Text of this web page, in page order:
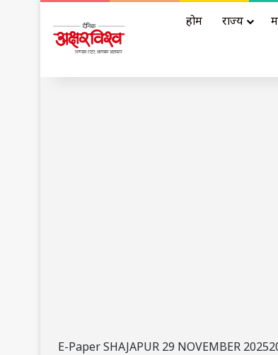
होम राज्य
E-Paper SHAJAPUR 29 NOVEMBER